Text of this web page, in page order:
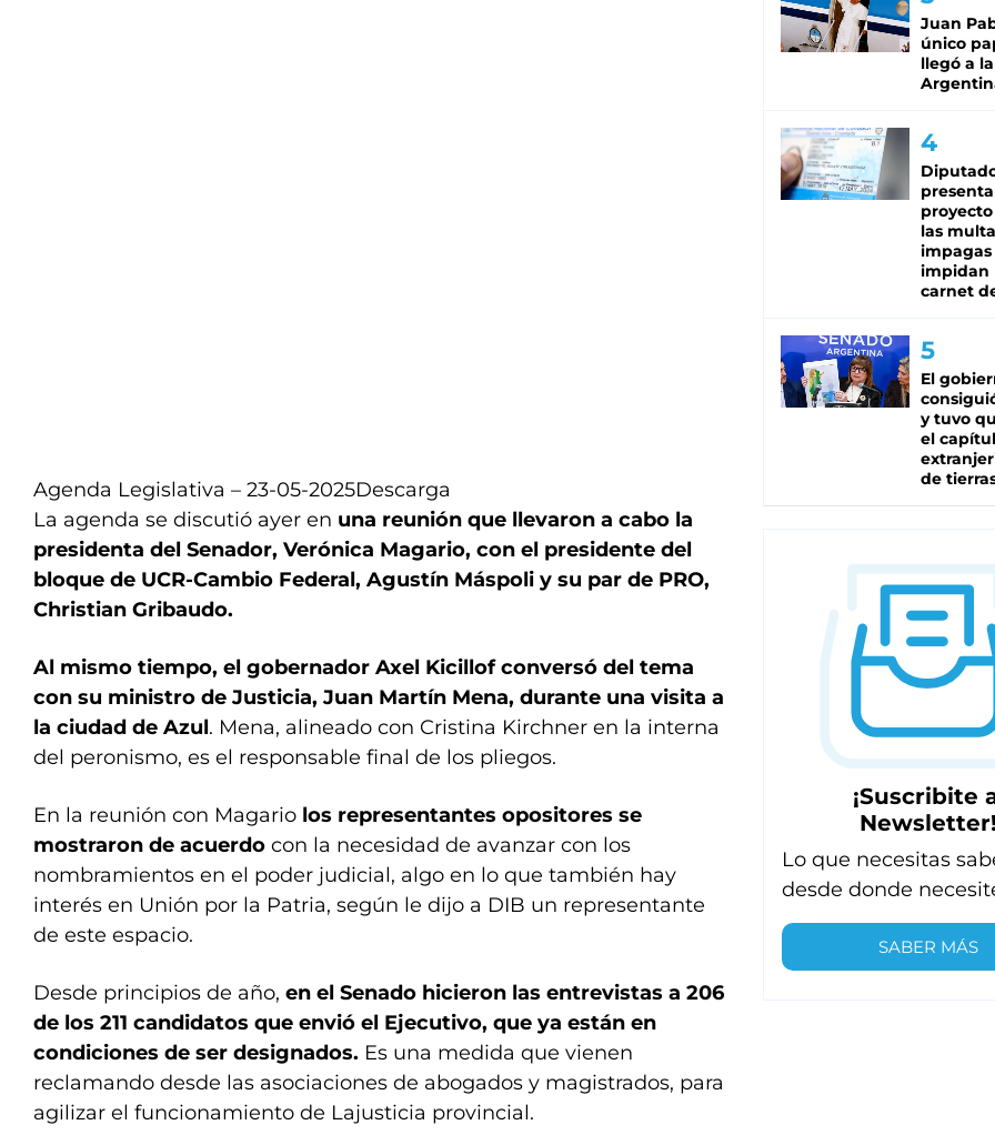
Agenda Legislativa – 23-05-2025Descarga
La agenda se discutió ayer en una reunión que llevaron a cabo la
presidenta del Senador, Verónica Magario, con el presidente del
bloque de UCR-Cambio Federal, Agustín Máspoli y su par de PRO,
Christian Gribaudo.
Al mismo tiempo, el gobernador Axel Kicillof conversó del tema
con su ministro de Justicia, Juan Martín Mena, durante una visita a
la ciudad de Azul. Mena, alineado con Cristina Kirchner en la interna
del peronismo, es el responsable final de los pliegos.
En la reunión con Magario los representantes opositores se
mostraron de acuerdo con la necesidad de avanzar con los
nombramientos en el poder judicial, algo en lo que también hay
interés en Unión por la Patria, según le dijo a DIB un representante
de este espacio.
Desde principios de año, en el Senado hicieron las entrevistas a 206
de los 211 candidatos que envió el Ejecutivo, que ya están en
condiciones de ser designados. Es una medida que vienen
reclamando desde las asociaciones de abogados y magistrados, para
agilizar el funcionamiento de Lajusticia provincial.
Juan
único
llegó a la
las
impagas
impidan
carnet
El
y tuvo
el
de
¡Suscribite
Newsletter!
Lo que necesitas
desde donde
SABER MÁS